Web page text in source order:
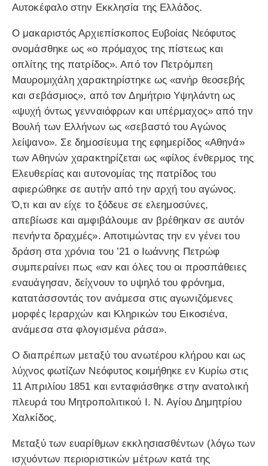
Αυτοκέφαλο στην Εκκλησία της Ελλάδος.
Ο μακαριστός Αρχιεπίσκοπος Ευβοίας Νεόφυτος
ονομάσθηκε ως «ο πρόμαχος της πίστεως και
οπλίτης της πατρίδος». Από τον Πετρόμπεη
Μαυρομιχάλη χαρακτηρίστηκε ως «ανήρ θεοσεβής
και σεβάσμιος», από τον Δημήτριο Υψηλάντη ως
«ψυχή όντως γενναιόφρων και υπέρμαχος» από την
Βουλή των Ελλήνων ως «σεβαστό του Αγώνος
λείψανο». Σε δημοσίευμα της εφημερίδος «Αθηνά»
των Αθηνών χαρακτηρίζεται ως «φίλος ένθερμος της
Ελευθερίας και αυτονομίας της πατρίδος του
αφιερώθηκε σε αυτήν από την αρχή του αγώνος.
Ό,τι και αν είχε το ξόδευε σε ελεημοσύνες,
απεβίωσε και αμφιβάλουμε αν βρέθηκαν σε αυτόν
πενήντα δραχμές». Αποτιμώντας την εν γένει του
δράση στα χρόνια του ’21 ο Ιωάννης Πετρώφ
συμπεραίνει πως «αν και όλες του οι προσπάθειες
εναυάγησαν, δείχνουν το υψηλό του φρόνημα,
κατατάσσοντάς τον ανάμεσα στις αγωνιζόμενες
μορφές Ιεραρχών και Κληρικών του Εικοσιένα,
ανάμεσα στα φλογισμένα ράσα».
Ο διαπρέπων μεταξύ του ανωτέρου κλήρου και ως
λύχνος φωτίζων Νεόφυτος κοιμήθηκε εν Κυρίω στις
11 Απριλίου 1851 και ενταφιάσθηκε στην ανατολική
πλευρά του Μητροπολιτικού Ι. Ν. Αγίου Δημητρίου
Χαλκίδος.
Μεταξύ των ευαρίθμων εκκλησιασθέντων (λόγω των
ισχυόντων περιοριστικών μέτρων κατά της